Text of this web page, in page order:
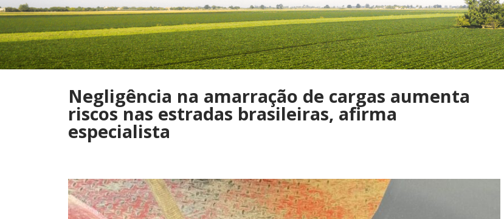
Negligência na amarração de cargas aumenta
riscos nas estradas brasileiras, afirma
especialista